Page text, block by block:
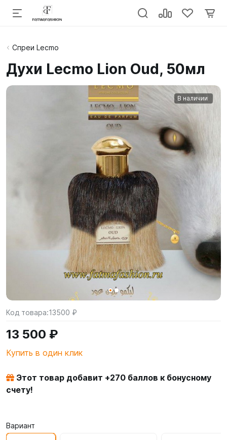
Спреи Lecmo
Духи Lecmo Lion Oud, 50мл
В наличии
Код товара:13500 ₽
13 500 ₽
Купить в один клик
Этот товар добавит +270 баллов к бонусному
счету!
Вариант